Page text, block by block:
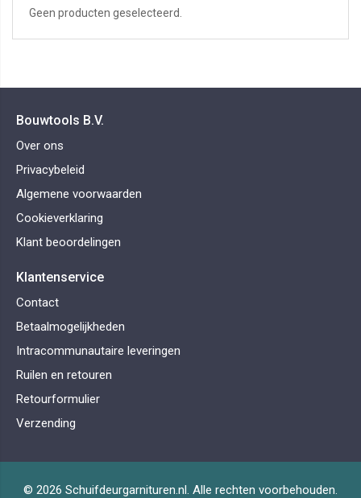
Geen producten geselecteerd.
Bouwtools B.V.
Over ons
Privacybeleid
Algemene voorwaarden
Cookieverklaring
Klant beoordelingen
Klantenservice
Contact
Betaalmogelijkheden
Intracommunautaire leveringen
Ruilen en retouren
Retourformulier
Verzending
© 2026 Schuifdeurgarnituren.nl. Alle rechten voorbehouden.